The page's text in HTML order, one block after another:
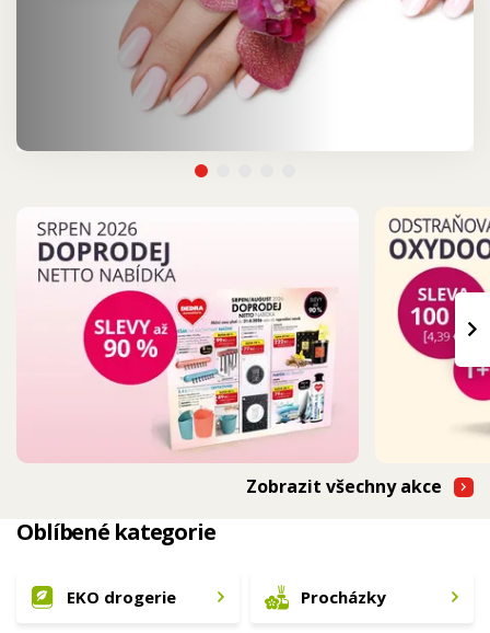
›
Zobrazit všechny akce
Oblíbené kategorie
EKO drogerie Procházky